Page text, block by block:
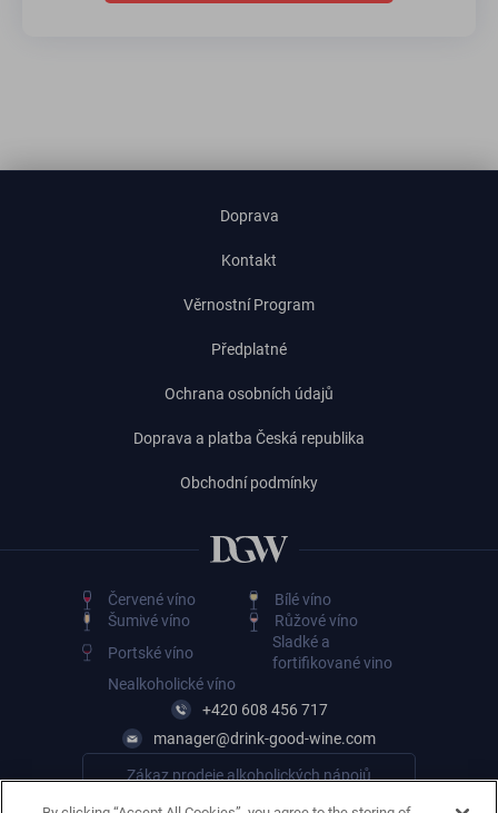
Doprava
Kontakt
Věrnostní Program
Předplatné
Ochrana osobních údajů
Doprava a platba Česká republika
Obchodní podmínky
Červené víno
Bílé víno
Šumivé víno
Růžové víno
Portské víno
Sladké a
fortifikované vino
Nealkoholické víno
+420 608 456 717
manager@drink-good-wine.com
Zákaz prodeje alkoholických nápojů